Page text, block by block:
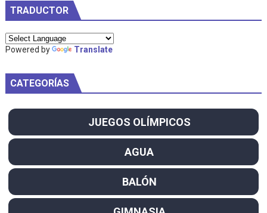
TRADUCTOR
Powered by Translate
CATEGORÍAS
JUEGOS OLÍMPICOS
AGUA
BALÓN